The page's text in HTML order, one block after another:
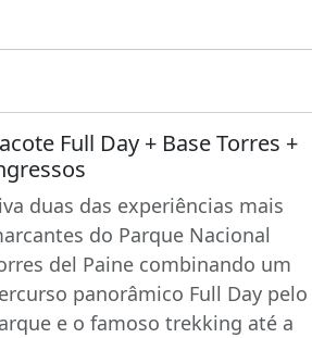
Full Day + Base Torres +
duas das experiências mais
do Parque Nacional
del Paine combinando um
panorâmico Full Day pelo
e o famoso trekking até a